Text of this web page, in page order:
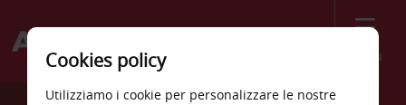
Menù
Welcome
Cookies policy
Utilizziamo i cookie per personalizzare le nostre